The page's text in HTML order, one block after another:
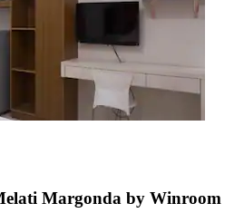
Margonda by Winroom